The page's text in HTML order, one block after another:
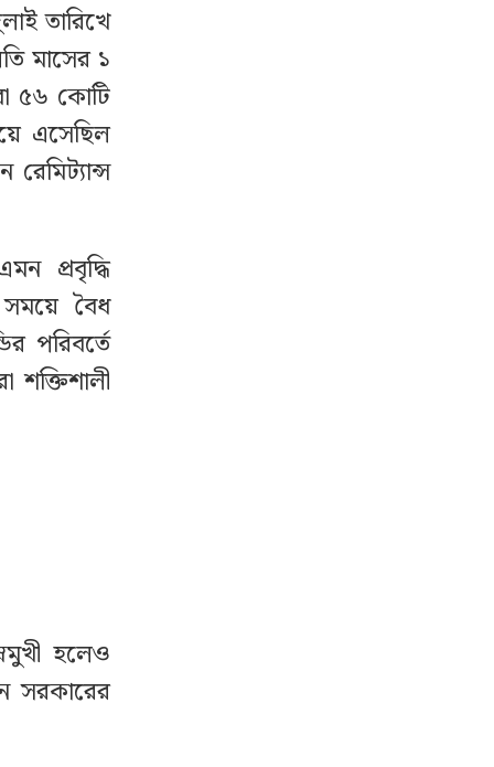
তারিখে
মাসের ১
৫৬ কোটি
এসেছিল
প্রবৃদ্ধি
সময়ে বৈধ
পরিবর্তে
শক্তিশালী
হলেও
সরকারের